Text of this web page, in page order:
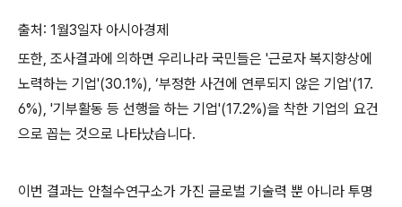
출처: 1월3일자 아시아경제
또한, 조사결과에 의하면 우리나라 국민들은 '근로자 복지향상에
노력하는 기업'(30.1%), ‘부정한 사건에 연루되지 않은 기업'(17.
6%), '기부활동 등 선행을 하는 기업'(17.2%)을 착한 기업의 요건
으로 꼽는 것으로 나타났습니다.
이번 결과는 안철수연구소가 가진 글로벌 기술력 뿐 아니라 투명